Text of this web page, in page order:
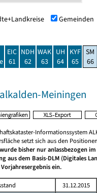
Gemeinden
EIC
61
NDH
62
WAK
63
UH
64
KYF
65
SM
66
Meiningen
Informationssystem
setzt sich aus den
bisher nur anlassbezogen
aus dem Basis-DLM (Digitales
ein.
31.12.2015